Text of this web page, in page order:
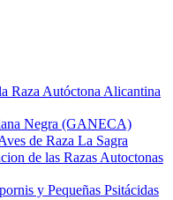
Raza Autóctona Alicantina
Negra (GANECA)
de Raza La Sagra
de las Razas Autoctonas
y Pequeñas Psitácidas